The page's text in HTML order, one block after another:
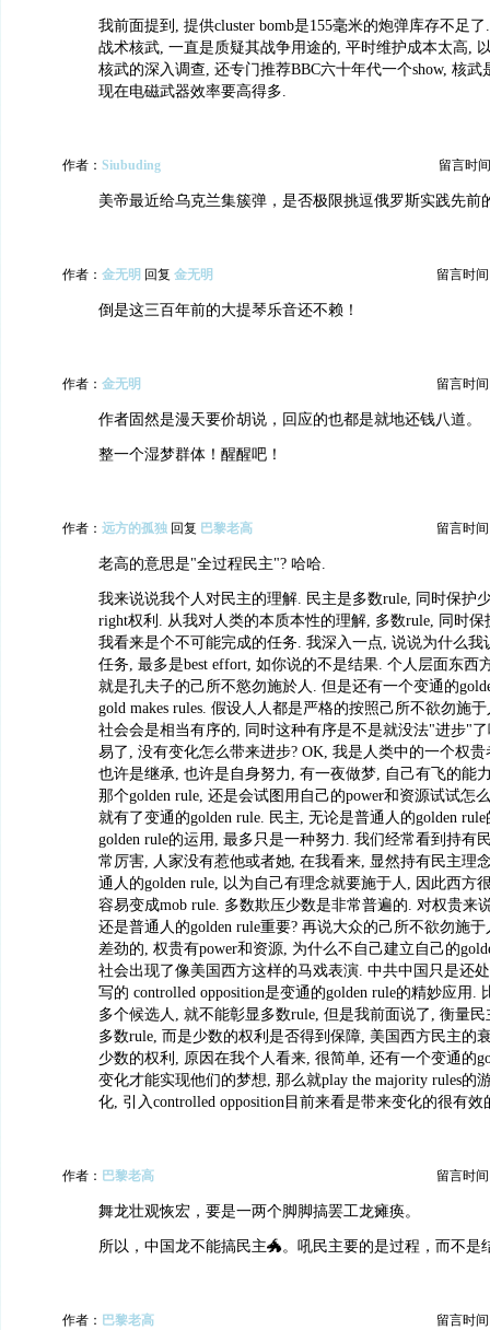
我前面提到, 提供cluster bomb是155毫米的炮弹库存不足
战术核武, 一直是质疑其战争用途的, 平时维护成本太高,
核武的深入调查, 还专门推荐BBC六十年代一个show, 核武
现在电磁武器效率要高得多.
作者： Siubuding 留言时
美帝最近给乌克兰集簇弹，是否极限挑逗俄罗斯实践先前
作者： 金无明 回复 金无明 留言时间
倒是这三百年前的大提琴乐音还不赖！
作者： 金无明 留言时间
作者固然是漫天要价胡说，回应的也都是就地还钱八道。
整一个湿梦群体！醒醒吧！
作者： 远方的孤独 回复 巴黎老高 留言时间
老高的意思是"全过程民主"? 哈哈.
我来说说我个人对民主的理解. 民主是多数rule, 同时保护
right权利. 从我对人类的本质本性的理解, 多数rule, 同时
我看来是个不可能完成的任务. 我深入一点, 说说为什么我
任务, 最多是best effort, 如你说的不是结果. 个人层面东西
就是孔夫子的己所不慾勿施於人. 但是还有一个变通的
gold makes rules. 假设人人都是严格的按照己所不欲勿施
社会会是相当有序的, 同时这种有序是不是就没法"进步"
易了, 没有变化怎么带来进步? OK, 我是人类中的一个权贵
也许是继承, 也许是自身努力, 有一夜做梦, 自己有飞的能
那个golden rule, 还是会试图用自己的power和资源试试怎
就有了变通的golden rule. 民主, 无论是普通人的golden
golden rule的运用, 最多只是一种努力. 我们经常看到持有
常厉害, 人家没有惹他或者她, 在我看来, 显然持有民主理
通人的golden rule, 以为自己有理念就要施于人, 因此西方
容易变成mob rule. 多数欺压少数是非常普遍的. 对权贵来
还是普通人的golden rule重要? 再说大众的己所不欲勿施
差劲的, 权贵有power和资源, 为什么不自己建立自己的
社会出现了像美国西方这样的马戏表演. 中共中国只是还
写的 controlled opposition是变通的golden rule的精妙应用.
多个候选人, 就不能彰显多数rule, 但是我前面说了, 衡量
多数rule, 而是少数的权利是否得到保障, 美国西方民主的
少数的权利, 原因在我个人看来, 很简单, 还有一个变通的
变化才能实现他们的梦想, 那么就play the majority rules的
化, 引入controlled opposition目前来看是带来变化的很有效
作者： 巴黎老高 留言时间
舞龙壮观恢宏，要是一两个脚脚搞罢工龙瘫痪。
所以，中国龙不能搞民主🐲。吼民主要的是过程，而不是
作者： 巴黎老高 留言时间